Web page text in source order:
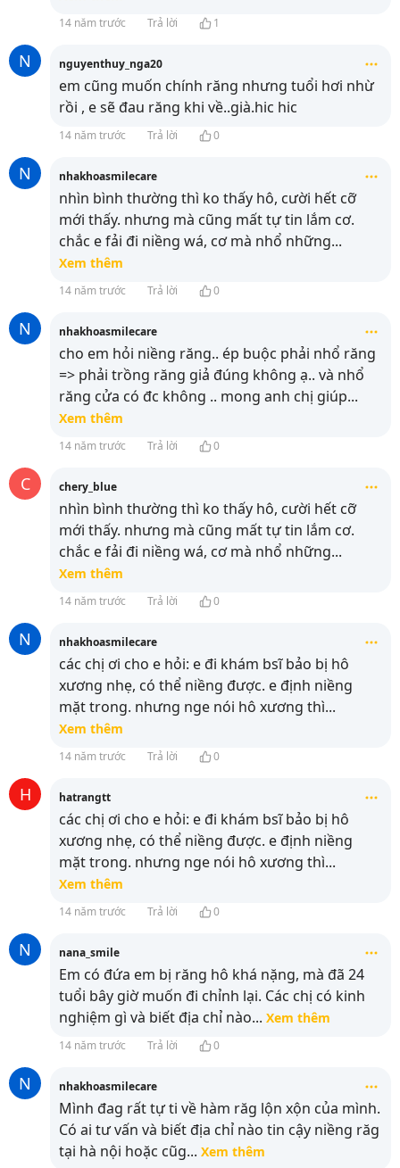
14 năm trước Trả lời 1
N nguyenthuy_nga20
em cũng muốn chính răng nhưng tuổi hơi nhừ
rồi , e sẽ đau răng khi về..già.hic hic
14 năm trước Trả lời 0
N nhakhoasmilecare
nhìn bình thường thì ko thấy hô, cười hết cỡ
mới thấy. nhưng mà cũng mất tự tin lắm cơ.
chắc e fải đi niềng wá, cơ mà nhổ những...
Xem thêm
14 năm trước Trả lời 0
N nhakhoasmilecare
cho em hỏi niềng răng.. ép buộc phải nhổ răng
=> phải trồng răng giả đúng không ạ.. và nhổ
răng cửa có đc không .. mong anh chị giúp...
Xem thêm
14 năm trước Trả lời 0
C chery_blue
nhìn bình thường thì ko thấy hô, cười hết cỡ
mới thấy. nhưng mà cũng mất tự tin lắm cơ.
chắc e fải đi niềng wá, cơ mà nhổ những...
Xem thêm
14 năm trước Trả lời 0
N nhakhoasmilecare
các chị ơi cho e hỏi: e đi khám bsĩ bảo bị hô
xương nhẹ, có thể niềng được. e định niềng
mặt trong. nhưng nge nói hô xương thì...
Xem thêm
14 năm trước Trả lời 0
H hatrangtt
các chị ơi cho e hỏi: e đi khám bsĩ bảo bị hô
xương nhẹ, có thể niềng được. e định niềng
mặt trong. nhưng nge nói hô xương thì...
Xem thêm
14 năm trước Trả lời 0
N nana_smile
Em có đứa em bị răng hô khá nặng, mà đã 24
tuổi bây giờ muốn đi chỉnh lại. Các chị có kinh
nghiệm gì và biết địa chỉ nào... Xem thêm
14 năm trước Trả lời 0
N nhakhoasmilecare
Mình đag rất tự ti về hàm răg lộn xộn của mình.
Có ai tư vấn và biết địa chỉ nào tin cậy niềng răg
tại hà nội hoặc cũg... Xem thêm